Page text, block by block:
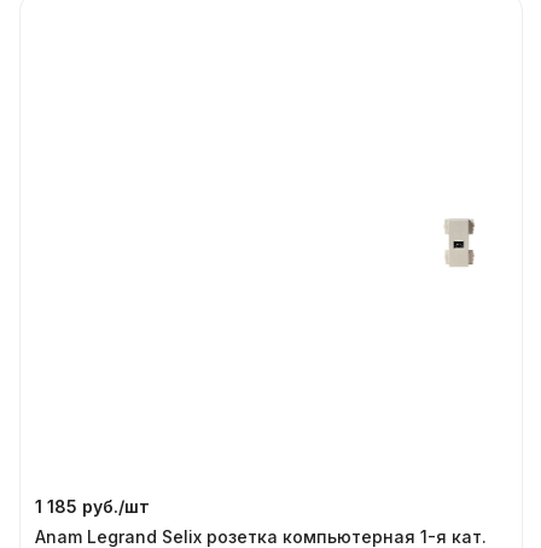
1 185 руб./шт
Anam Legrand Selix розетка компьютерная 1-я кат.